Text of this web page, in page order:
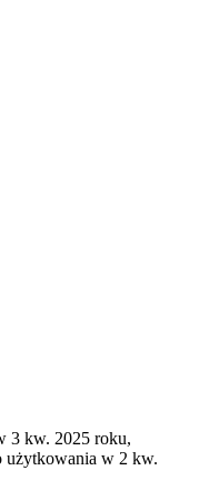
3 kw. 2025 roku,
użytkowania w 2 kw.